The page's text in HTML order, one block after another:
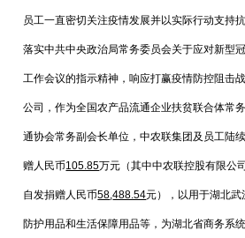
员工一直密切关注疫情发展并以实际行动支持
落实中共中央政治局常务委员会关于应对新型
工作会议的指示精神，响应打赢疫情防控阻击
公司，作为全国农产品流通企业扶贫联合体常
通协会常务副会长单位，中农联集团及员工陆
赠人民币105.85万元（其中中农联控股有限公
自发捐赠人民币58,488.54元），以用于湖北
防护用品和生活保障用品等，为湖北省商务系